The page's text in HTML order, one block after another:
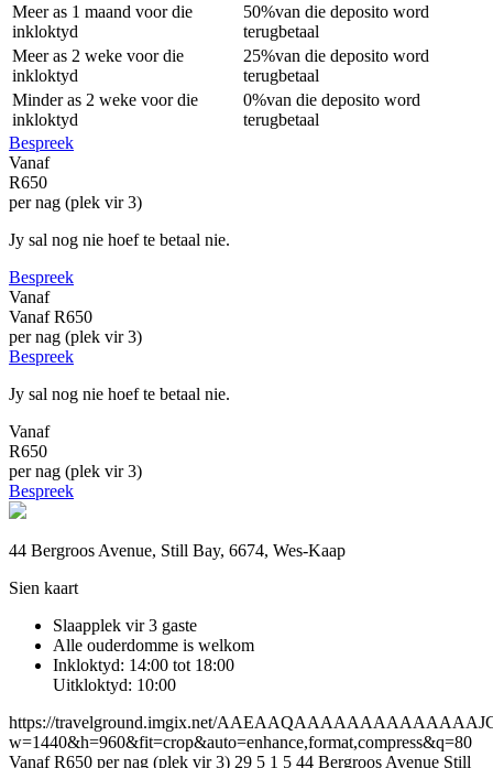
Meer as 1 maand voor die
inkloktyd
50%van die deposito word
terugbetaal
Meer as 2 weke voor die
inkloktyd
25%van die deposito word
terugbetaal
Minder as 2 weke voor die
inkloktyd
0%van die deposito word
terugbetaal
Bespreek
Vanaf
R650
per nag (plek vir 3)
Jy sal nog nie hoef te betaal nie.
Bespreek
Vanaf
Vanaf R650
per nag (plek vir 3)
Bespreek
Jy sal nog nie hoef te betaal nie.
Vanaf
R650
per nag (plek vir 3)
Bespreek
44 Bergroos Avenue, Still Bay, 6674, Wes-Kaap
Sien kaart
Slaapplek vir 3 gaste
Alle ouderdomme is welkom
Inkloktyd: 14:00 tot 18:00
Uitkloktyd: 10:00
https://travelground.imgix.net/
w=1440&h=960&fit=crop&auto=enhance,format,compress&q=80
Vanaf R650 per nag (plek vir 3) 29 5 1 5 44 Bergroos Avenue Still